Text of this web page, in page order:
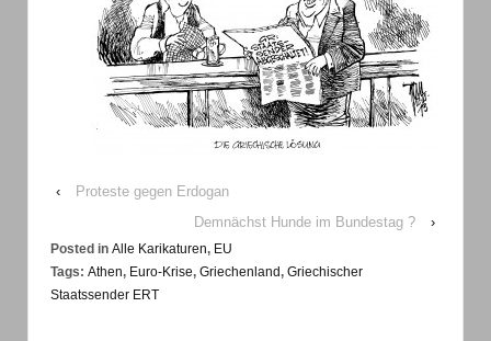
‹
Proteste gegen Erdogan
Demnächst Hunde im Bundestag ?
›
Posted in Alle Karikaturen, EU
Tags: Athen, Euro-Krise, Griechenland, Griechischer
Staatssender ERT